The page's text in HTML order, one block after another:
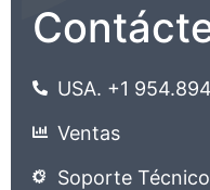
USA. +1
Ventas
Soporte Técnico